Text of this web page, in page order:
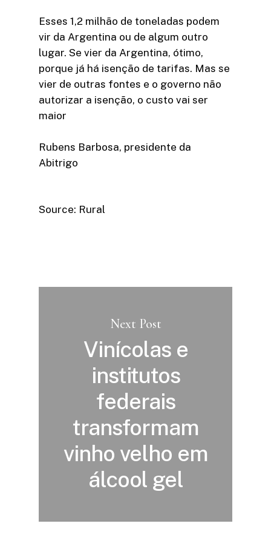
Esses 1,2 milhão de toneladas podem
vir da Argentina ou de algum outro
lugar. Se vier da Argentina, ótimo,
porque já há isenção de tarifas. Mas se
vier de outras fontes e o governo não
autorizar a isenção, o custo vai ser
maior
Rubens Barbosa, presidente da
Abitrigo
Source: Rural
Next Post
Vinícolas e
institutos
federais
transformam
vinho velho em
álcool gel